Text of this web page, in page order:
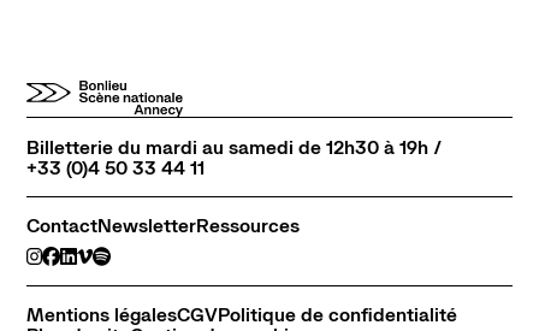
Billetterie du mardi au samedi de 12h30 à 19h /
+33 (0)4 50 33 44 11
ContactNewsletterRessources
Mentions légalesCGVPolitique de confidentialité